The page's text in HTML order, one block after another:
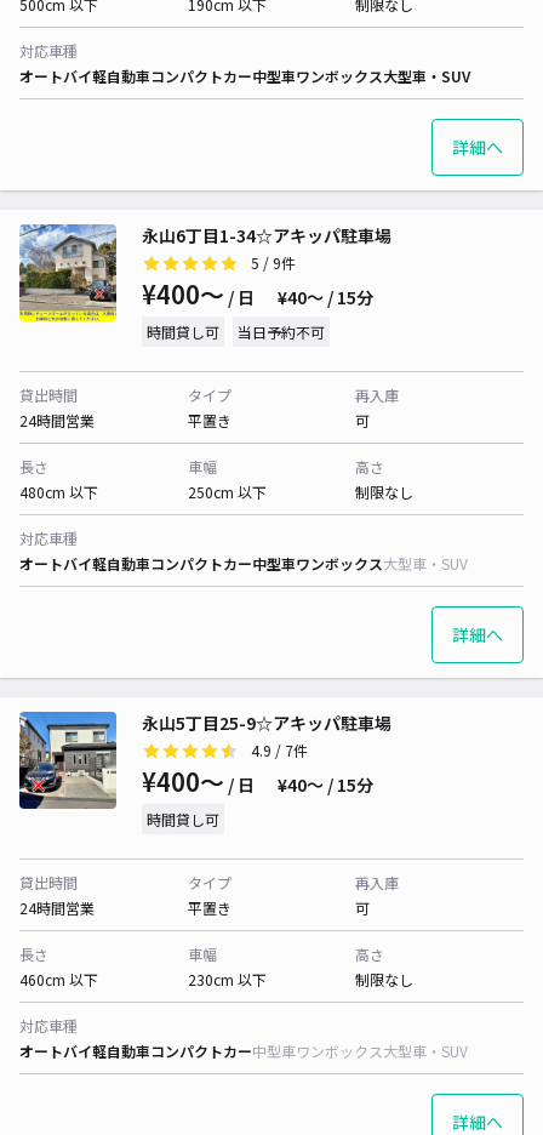
500cm 以下
190cm 以下
制限なし
対応車種
オートバイ軽自動車コンパクトカー中型車ワンボックス大型車・SUV
詳細へ
永山6丁目1-34☆アキッパ駐車場
5 / 9件
¥400〜 / 日 ¥40〜 / 15分
時間貸し可 当日予約不可
貸出時間
24時間営業
タイプ
平置き
再入庫
可
長さ
480cm 以下
車幅
250cm 以下
高さ
制限なし
対応車種
オートバイ軽自動車コンパクトカー中型車ワンボックス大型車・SUV
詳細へ
永山5丁目25-9☆アキッパ駐車場
4.9 / 7件
¥400〜 / 日 ¥40〜 / 15分
時間貸し可
貸出時間
24時間営業
タイプ
平置き
再入庫
可
長さ
460cm 以下
車幅
230cm 以下
高さ
制限なし
対応車種
オートバイ軽自動車コンパクトカー中型車ワンボックス大型車・SUV
詳細へ